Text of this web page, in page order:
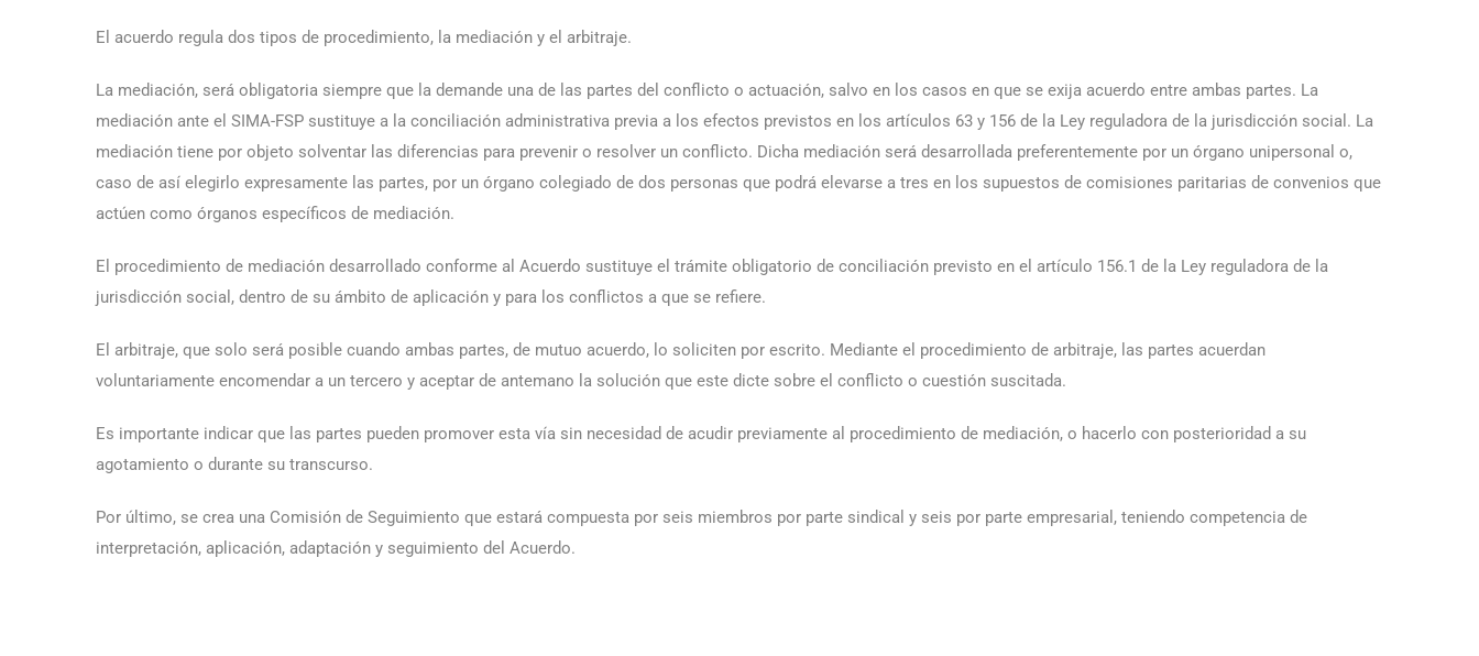
El acuerdo regula dos tipos de procedimiento, la mediación y el arbitraje.
La mediación, será obligatoria siempre que la demande una de las partes del conflicto o actuación, salvo en los casos en que se exija acuerdo entre ambas partes. La
mediación ante el SIMA-FSP sustituye a la conciliación administrativa previa a los efectos previstos en los artículos 63 y 156 de la Ley reguladora de la jurisdicción social. La
mediación tiene por objeto solventar las diferencias para prevenir o resolver un conflicto. Dicha mediación será desarrollada preferentemente por un órgano unipersonal o,
caso de así elegirlo expresamente las partes, por un órgano colegiado de dos personas que podrá elevarse a tres en los supuestos de comisiones paritarias de convenios que
actúen como órganos específicos de mediación.
El procedimiento de mediación desarrollado conforme al Acuerdo sustituye el trámite obligatorio de conciliación previsto en el artículo 156.1 de la Ley reguladora de la
jurisdicción social, dentro de su ámbito de aplicación y para los conflictos a que se refiere.
El arbitraje, que solo será posible cuando ambas partes, de mutuo acuerdo, lo soliciten por escrito. Mediante el procedimiento de arbitraje, las partes acuerdan
voluntariamente encomendar a un tercero y aceptar de antemano la solución que este dicte sobre el conflicto o cuestión suscitada.
Es importante indicar que las partes pueden promover esta vía sin necesidad de acudir previamente al procedimiento de mediación, o hacerlo con posterioridad a su
agotamiento o durante su transcurso.
Por último, se crea una Comisión de Seguimiento que estará compuesta por seis miembros por parte sindical y seis por parte empresarial, teniendo competencia de
interpretación, aplicación, adaptación y seguimiento del Acuerdo.